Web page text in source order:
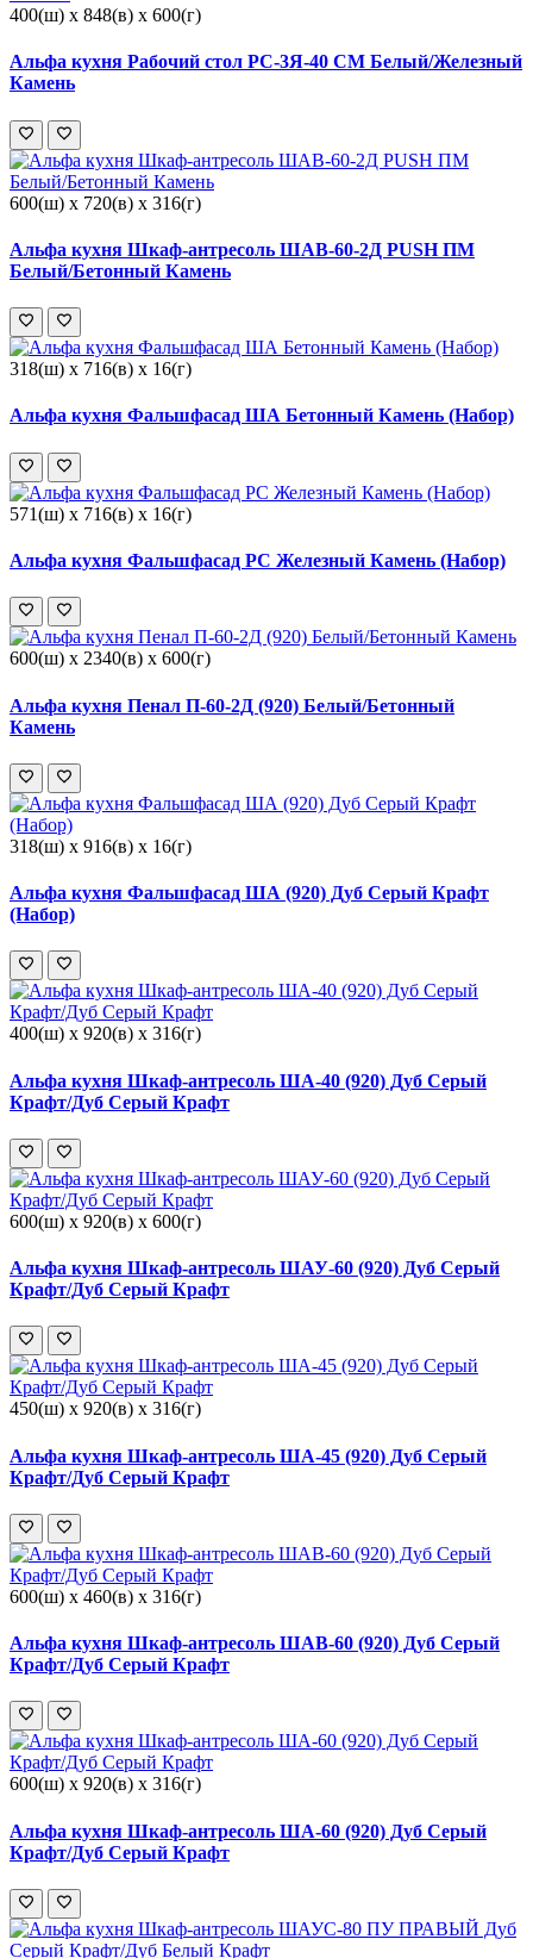
400(ш) x 848(в) x 600(г)
Альфа кухня Рабочий стол РС-3Я-40 СМ Белый/Железный
Камень
600(ш) x 720(в) x 316(г)
Альфа кухня Шкаф-антресоль ШАВ-60-2Д PUSH ПМ
Белый/Бетонный Камень
318(ш) x 716(в) x 16(г)
Альфа кухня Фальшфасад ША Бетонный Камень (Набор)
571(ш) x 716(в) x 16(г)
Альфа кухня Фальшфасад РС Железный Камень (Набор)
600(ш) x 2340(в) x 600(г)
Альфа кухня Пенал П-60-2Д (920) Белый/Бетонный
Камень
318(ш) x 916(в) x 16(г)
Альфа кухня Фальшфасад ША (920) Дуб Серый Крафт
(Набор)
400(ш) x 920(в) x 316(г)
Альфа кухня Шкаф-антресоль ША-40 (920) Дуб Серый
Крафт/Дуб Серый Крафт
600(ш) x 920(в) x 600(г)
Альфа кухня Шкаф-антресоль ШАУ-60 (920) Дуб Серый
Крафт/Дуб Серый Крафт
450(ш) x 920(в) x 316(г)
Альфа кухня Шкаф-антресоль ША-45 (920) Дуб Серый
Крафт/Дуб Серый Крафт
600(ш) x 460(в) x 316(г)
Альфа кухня Шкаф-антресоль ШАВ-60 (920) Дуб Серый
Крафт/Дуб Серый Крафт
600(ш) x 920(в) x 316(г)
Альфа кухня Шкаф-антресоль ША-60 (920) Дуб Серый
Крафт/Дуб Серый Крафт